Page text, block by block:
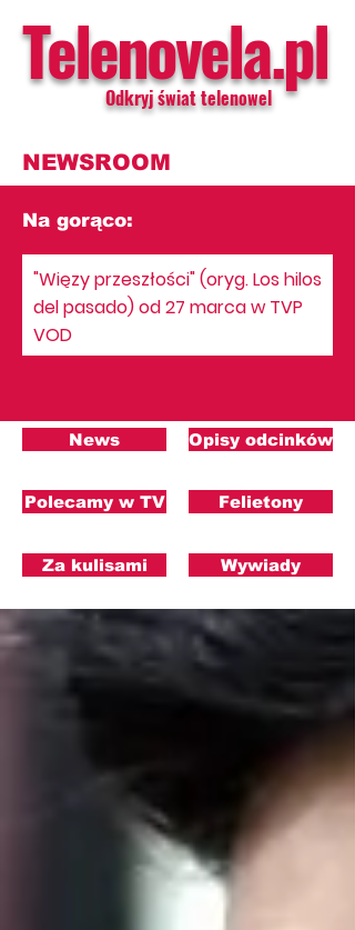
Telenovela.pl
Odkryj świat telenowel
NEWSROOM
Na gorąco:
"Więzy przeszłości" (oryg. Los hilos
del pasado) od 27 marca w TVP
VOD
News
Polecamy w TV
Za kulisami
Opisy odcinków
Felietony
Wywiady